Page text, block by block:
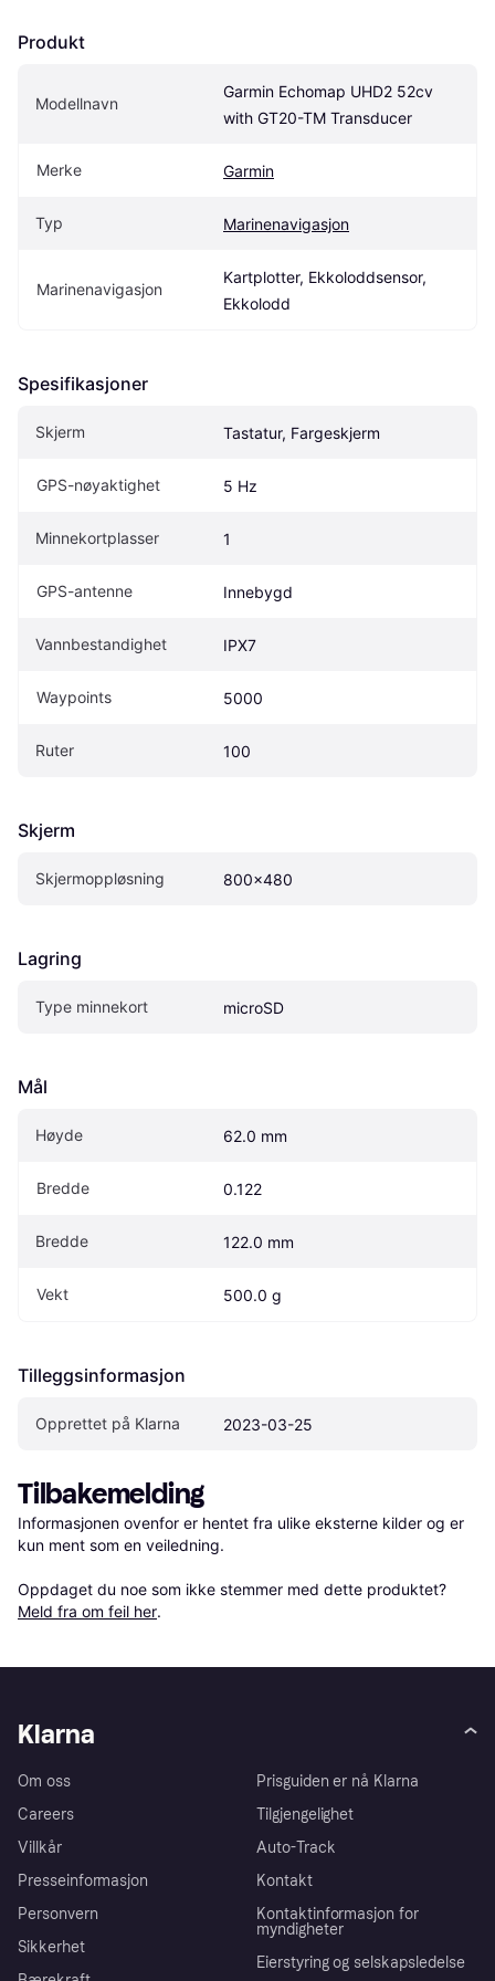
Produkt
Modellnavn
Garmin Echomap UHD2 52cv
with GT20-TM Transducer
Merke Garmin
Typ Marinenavigasjon
Marinenavigasjon
Kartplotter, Ekkoloddsensor,
Ekkolodd
Spesifikasjoner
Skjerm Tastatur, Fargeskjerm
GPS-nøyaktighet 5 Hz
Minnekortplasser 1
GPS-antenne Innebygd
Vannbestandighet IPX7
Waypoints 5000
Ruter 100
Skjerm
Skjermoppløsning 800x480
Lagring
Type minnekort microSD
Mål
Høyde 62.0 mm
Bredde 0.122
Bredde 122.0 mm
Vekt 500.0 g
Tilleggsinformasjon
Opprettet på Klarna 2023-03-25
Tilbakemelding
Informasjonen ovenfor er hentet fra ulike eksterne kilder og er
kun ment som en veiledning.
Oppdaget du noe som ikke stemmer med dette produktet?
Meld fra om feil her.
Klarna
Om oss
Careers
Villkår
Presseinformasjon
Personvern
Sikkerhet
Prisguiden er nå Klarna
Tilgjengelighet
Auto-Track
Kontakt
Kontaktinformasjon for
myndigheter
Eierstyring og selskapsledelse